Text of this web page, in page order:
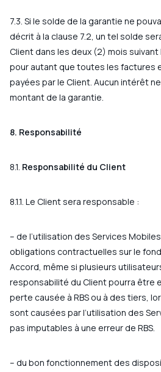
7.3. Si le solde de la garantie ne
décrit à la clause 7.2, un tel solde
Client dans les deux (2) mois suivant
pour autant que toutes les factures
payées par le Client. Aucun intérêt
montant de la garantie.
8. Responsabilité
8.1. Responsabilité du Client
8.1.1. Le Client sera responsable :
– de l’utilisation des Services
obligations contractuelles sur le
Accord, même si plusieurs
responsabilité du Client pourra être
perte causée à RBS ou à des tiers,
sont causées par l’utilisation des
pas imputables à une erreur de RBS.
– du bon fonctionnement des